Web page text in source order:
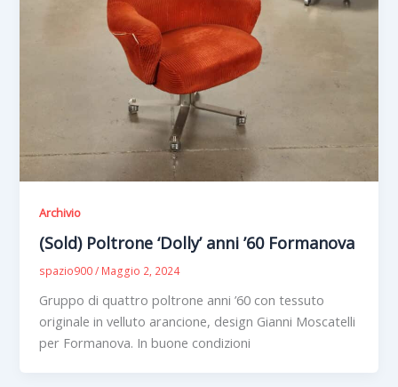
Archivio
(Sold) Poltrone ‘Dolly’ anni ’60 Formanova
spazio900/ Maggio 2, 2024
Gruppo di quattro poltrone anni ’60 con tessuto
originale in velluto arancione, design Gianni Moscatelli
per Formanova. In buone condizioni